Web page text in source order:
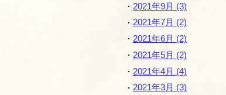
2021年9月 (3)
2021年7月 (2)
2021年6月 (2)
2021年5月 (2)
2021年4月 (4)
2021年3月 (3)